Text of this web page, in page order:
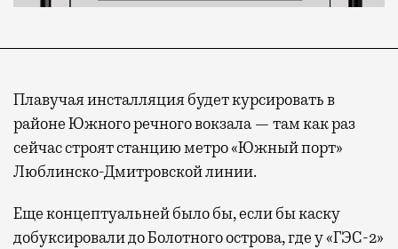
Плавучая инсталляция будет курсировать в
районе Южного речного вокзала — там как раз
сейчас строят станцию метро «Южный порт»
Люблинско-Дмитровской линии.
Еще концептуальней было бы, если бы каску
добуксировали до Болотного острова, где у «ГЭС-2»